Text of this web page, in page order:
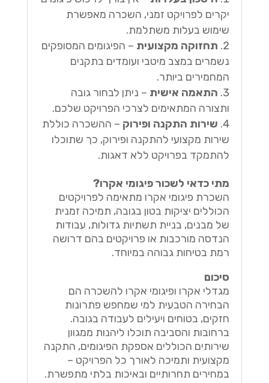
יקרים לפרויקט זמני, השכרה מאפשרת
שימוש בעלות משתלמת.
תחזוקה מקצועית – הפיגומים המסופקים
נשמרים במצב מיטבי ועומדים בתקנים
המחמירים ביותר.
התאמה אישית – ניתן לבחור גובה
ותצורה המתאימים לצרכי הפרויקט שלכם.
שירות התקנה ופירוק – ההשכרה כוללת
שירות מקצועי להתקנה ופירוק, כך שתוכלו
להתמקד בפרויקט ללא דאגות.
מתי כדאי לשכור פיגומי אקרו?
השכרת פיגומי אקרו מתאימה לפרויקטים
הכוללים יציקות בטון בגובה, תמיכה זמנית
של מבנים, בניית תשתיות גדולות, עבודות
הנדסה מורכבות או פרויקטים בהם דרושה
רמת בטיחות גבוהה במיוחד.
סיכום
מגדלי אקרו ופיגומי אקרו להשכרה הם
הבחירה הטבעית למי שמחפש פתרונות
חזקים, בטוחים ויעילים לעבודה בגובה.
ברחובות והסביבה תוכלו ליהנות ממגוון
שירותים הכוללים אספקת הפיגומים, התקנה
מקצועית ותמיכה לאורך כל הפרויקט –
במחירים תחרותיים ובאיכות בלתי מתפשרת.